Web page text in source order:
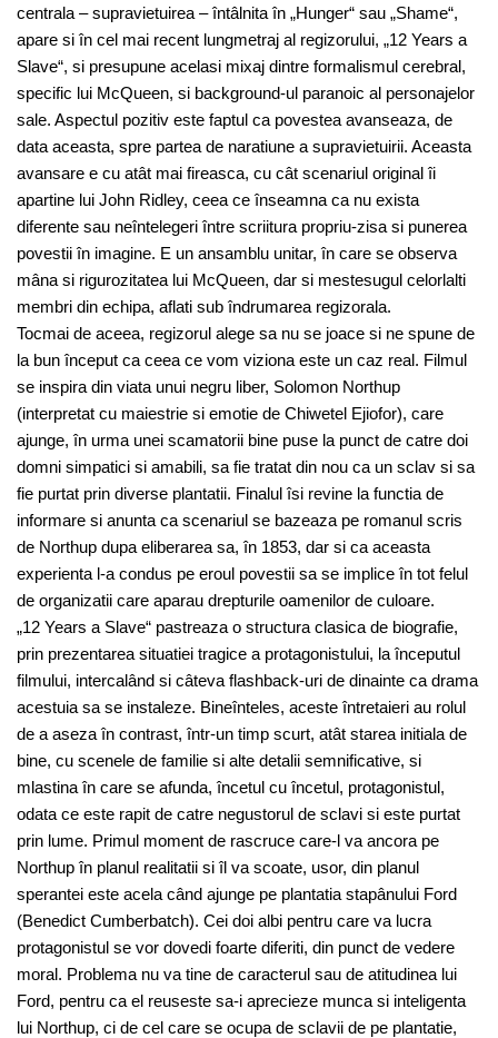
centrala – supravietuirea – întâlnita în „Hunger“ sau „Shame“,
apare si în cel mai recent lungmetraj al regizorului, „12 Years a
Slave“, si presupune acelasi mixaj dintre formalismul cerebral,
specific lui McQueen, si background-ul paranoic al personajelor
sale. Aspectul pozitiv este faptul ca povestea avanseaza, de
data aceasta, spre partea de naratiune a supravietuirii. Aceasta
avansare e cu atât mai fireasca, cu cât scenariul original îi
apartine lui John Ridley, ceea ce înseamna ca nu exista
diferente sau neîntelegeri între scriitura propriu-zisa si punerea
povestii în imagine. E un ansamblu unitar, în care se observa
mâna si rigurozitatea lui McQueen, dar si mestesugul celorlalti
membri din echipa, aflati sub îndrumarea regizorala.
Tocmai de aceea, regizorul alege sa nu se joace si ne spune de
la bun început ca ceea ce vom viziona este un caz real. Filmul
se inspira din viata unui negru liber, Solomon Northup
(interpretat cu maiestrie si emotie de Chiwetel Ejiofor), care
ajunge, în urma unei scamatorii bine puse la punct de catre doi
domni simpatici si amabili, sa fie tratat din nou ca un sclav si sa
fie purtat prin diverse plantatii. Finalul îsi revine la functia de
informare si anunta ca scenariul se bazeaza pe romanul scris
de Northup dupa eliberarea sa, în 1853, dar si ca aceasta
experienta l-a condus pe eroul povestii sa se implice în tot felul
de organizatii care aparau drepturile oamenilor de culoare.
„12 Years a Slave“ pastreaza o structura clasica de biografie,
prin prezentarea situatiei tragice a protagonistului, la începutul
filmului, intercalând si câteva flashback-uri de dinainte ca drama
acestuia sa se instaleze. Bineînteles, aceste întretaieri au rolul
de a aseza în contrast, într-un timp scurt, atât starea initiala de
bine, cu scenele de familie si alte detalii semnificative, si
mlastina în care se afunda, încetul cu încetul, protagonistul,
odata ce este rapit de catre negustorul de sclavi si este purtat
prin lume. Primul moment de rascruce care-l va ancora pe
Northup în planul realitatii si îl va scoate, usor, din planul
sperantei este acela când ajunge pe plantatia stapânului Ford
(Benedict Cumberbatch). Cei doi albi pentru care va lucra
protagonistul se vor dovedi foarte diferiti, din punct de vedere
moral. Problema nu va tine de caracterul sau de atitudinea lui
Ford, pentru ca el reuseste sa-i aprecieze munca si inteligenta
lui Northup, ci de cel care se ocupa de sclavii de pe plantatie,